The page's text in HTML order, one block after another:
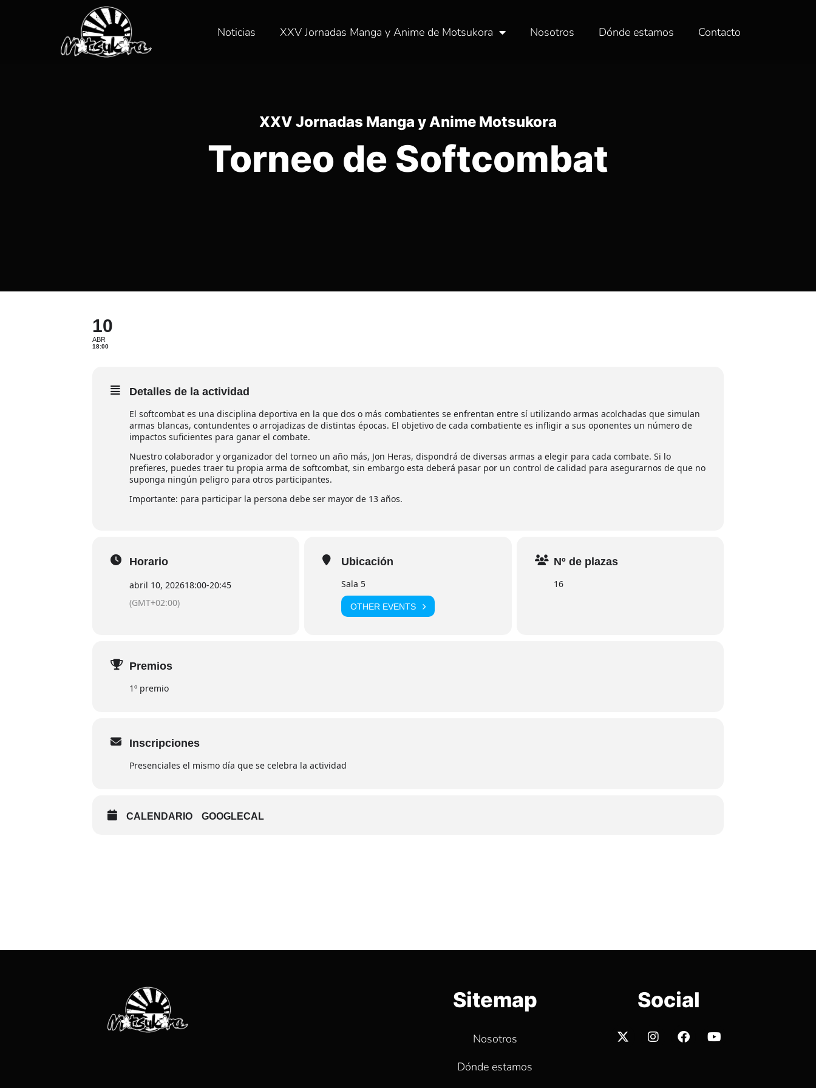
Noticias XXV Jornadas Manga y Anime de Motsukora Nosotros Dónde estamos Contacto
XXV Jornadas Manga y Anime Motsukora
Torneo de Softcombat
10
ABR
18:00
Detalles de la actividad
El softcombat es una disciplina deportiva en la que dos o más combatientes se enfrentan entre sí utilizando armas acolchadas que simulan
armas blancas, contundentes o arrojadizas de distintas épocas. El objetivo de cada combatiente es infligir a sus oponentes un número de
impactos suficientes para ganar el combate.
Nuestro colaborador y organizador del torneo un año más, Jon Heras, dispondrá de diversas armas a elegir para cada combate. Si lo
prefieres, puedes traer tu propia arma de softcombat, sin embargo esta deberá pasar por un control de calidad para asegurarnos de que no
suponga ningún peligro para otros participantes.
Importante: para participar la persona debe ser mayor de 13 años.
Horario
abril 10, 202618:00-20:45
(GMT+02:00)
Ubicación
Sala 5
OTHER EVENTS
Nº de plazas
16
Premios
1º premio
Inscripciones
Presenciales el mismo día que se celebra la actividad
CALENDARIO GOOGLECAL
Sitemap
Nosotros
Dónde estamos
Social